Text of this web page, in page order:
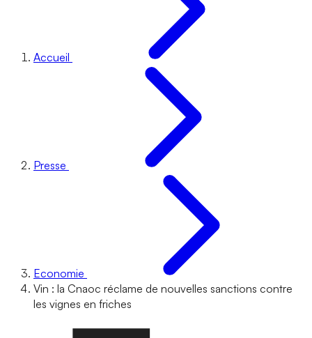
Accueil
Presse
Economie
Vin : la Cnaoc réclame de nouvelles sanctions contre
les vignes en friches